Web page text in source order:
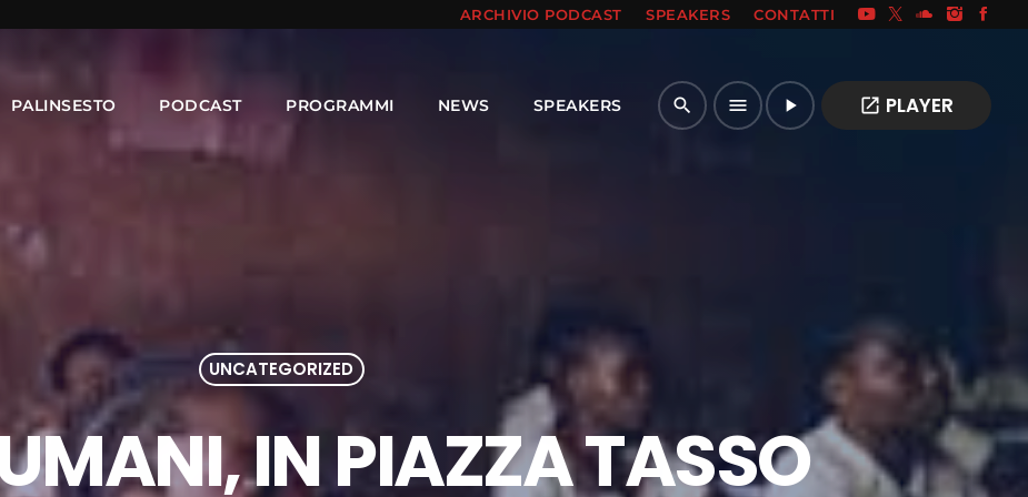
ARCHIVIO PODCAST SPEAKERS CONTATTI
PALINSESTO PODCAST PROGRAMMI NEWS SPEAKERS search menu play_arrow open_in_new PLAYER
UNCATEGORIZED
IN PIAZZA TASSO